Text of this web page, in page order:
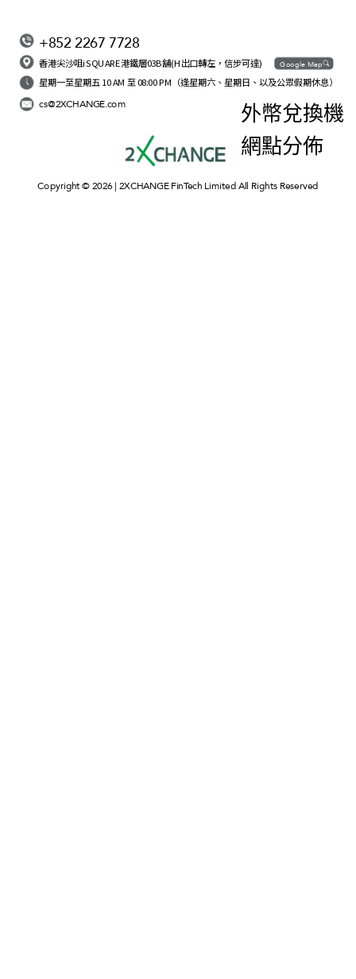
+852 2267 7728
香港尖沙咀iSQUARE港鐵層03B舖(H出口轉左，信步可達)
星期一至星期五 10 AM 至 08:00 PM（逢星期六、星期日、以及公眾假期休息）
cs@2XCHANGE.com 外幣兌換機
網點分佈
Google Map
Copyright © 2026 | 2XCHANGE FinTech Limited All Rights Reserved